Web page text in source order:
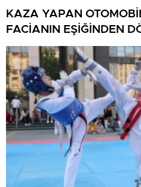
KAZA YAPAN
FACİANIN EŞİĞİNDEN